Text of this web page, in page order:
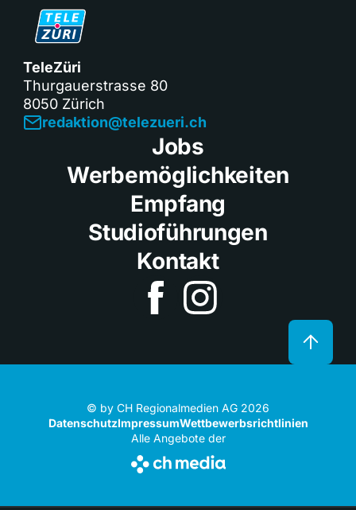
TeleZüri
Thurgauerstrasse 80
8050 Zürich
redaktion@telezueri.ch
Jobs
Werbemöglichkeiten
Empfang
Studioführungen
Kontakt
© by CH Regionalmedien AG 2026
DatenschutzImpressumWettbewerbsrichtlinien
Alle Angebote der